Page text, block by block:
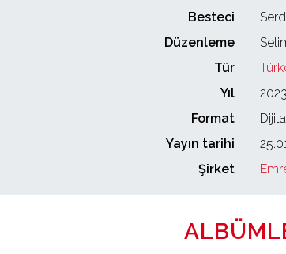
Besteci
Düzenleme
Tür
Yıl
2023
Format
Yayın tarihi
Şirket